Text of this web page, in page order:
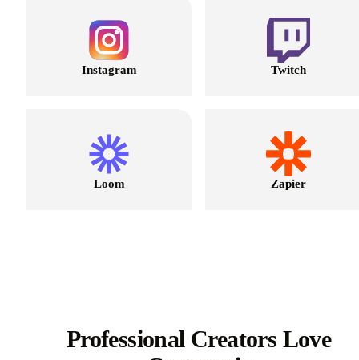
Instagram Twitch
Loom Zapier
Professional Creators Love